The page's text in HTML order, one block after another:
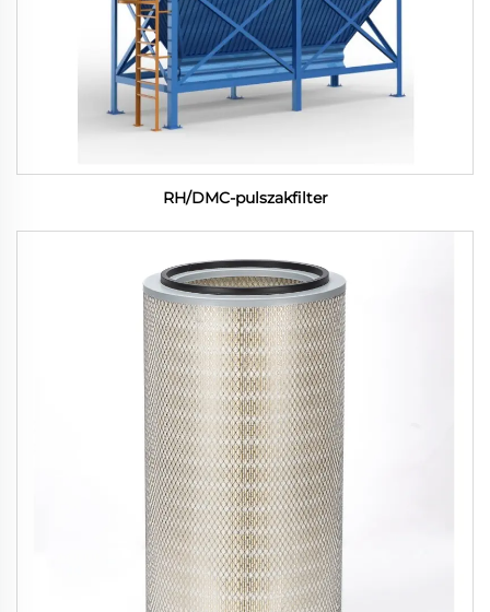
RH/DMC-pulszakfilter